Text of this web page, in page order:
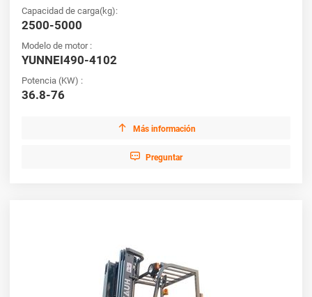
áspero con facilidad. Consulte nuestras últimas ofertas y
aproveche nuestras promociones especiales.
Capacidad de carga(kg):
2500-5000
Modelo de motor :
YUNNEI490-4102
Potencia (KW) :
36.8-76
 Más información
 Preguntar